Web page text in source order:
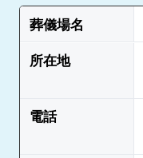
葬儀場名
所在地
電話